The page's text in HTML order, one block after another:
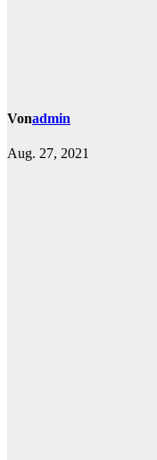
Vonadmin
Aug. 27, 2021